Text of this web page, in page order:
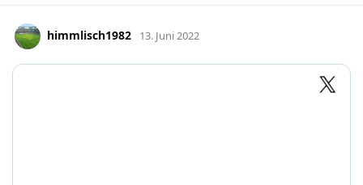
himmlisch1982 13. Juni 2022